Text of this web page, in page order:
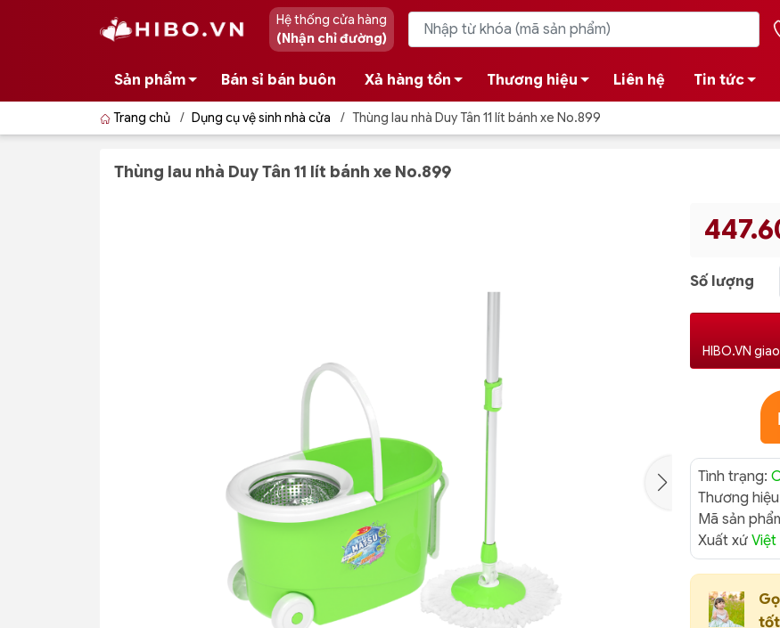
Hệ thống cửa hàng
(Nhận chỉ đường)
Sản phẩm Bán sỉ bán buôn Xả hàng tồn Thương hiệu Liên hệ Tin tức
Trang chủ / Dụng cụ vệ sinh nhà cửa / Thùng lau nhà Duy Tân 11 lít bánh xe No.899
Thùng lau nhà Duy Tân 11 lít bánh xe No.899
Số lượng
HIBO.VN
Tình trạng:
Thương
Mã sản
Xuất xứViệt